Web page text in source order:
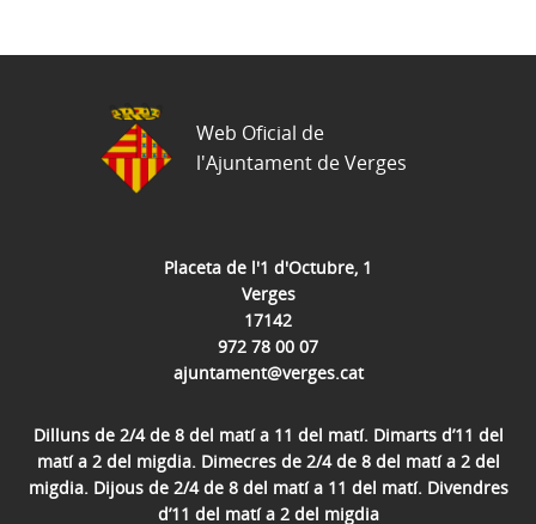
Placeta de l'1 d'Octubre, 1
Verges
17142
972 78 00 07
ajuntament@verges.cat
Dilluns de 2/4 de 8 del matí a 11 del matí. Dimarts d’11 del
matí a 2 del migdia. Dimecres de 2/4 de 8 del matí a 2 del
migdia. Dijous de 2/4 de 8 del matí a 11 del matí. Divendres
d’11 del matí a 2 del migdia
Web Oficial de
l'Ajuntament de Verges